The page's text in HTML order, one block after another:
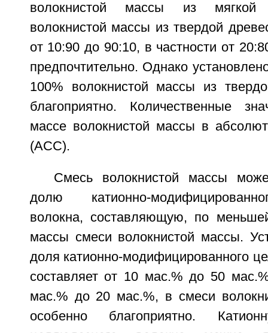
волокнистой массы из мягкой
волокнистой массы из твердой
от 10:90 до 90:10, в частности от
предпочтительно. Однако
100% волокнистой массы из
благоприятно. Количественные
массе волокнистой массы в
(АСС).
Смесь волокнистой массы
долю катионно-
волокна, составляющую, по
массы смеси волокнистой массы.
доля катионно-модифицированного
составляет от 10 мас.% до 50
мас.% до 20 мас.%, в смеси
особенно благоприятно.